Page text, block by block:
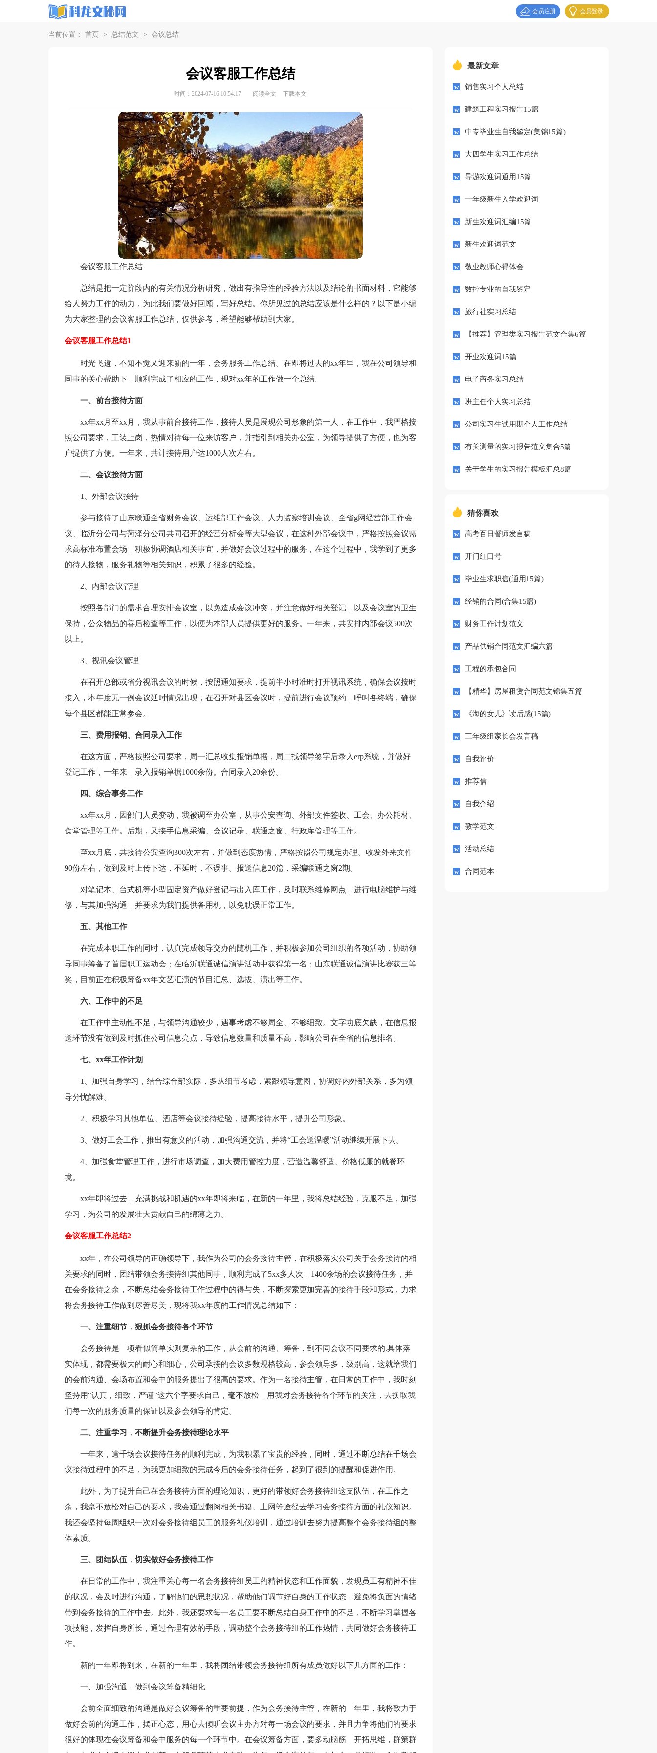
会员登录
会员注册
当前位置： 首页 > 总结范文 > 会议总结
会议客服工作总结
时间：2024-07-16 10:54:17 阅读全文 下载本文
会议客服工作总结
总结是把一定阶段内的有关情况分析研究，做出有指导性的经验方法以及结论的书面材料，它能够
给人努力工作的动力，为此我们要做好回顾，写好总结。你所见过的总结应该是什么样的？以下是小编
为大家整理的会议客服工作总结，仅供参考，希望能够帮助到大家。
会议客服工作总结1
时光飞逝，不知不觉又迎来新的一年，会务服务工作总结。在即将过去的xx年里，我在公司领导和
同事的关心帮助下，顺利完成了相应的工作，现对xx年的工作做一个总结。
一、前台接待方面
xx年xx月至xx月，我从事前台接待工作，接待人员是展现公司形象的第一人，在工作中，我严格按
照公司要求，工装上岗，热情对待每一位来访客户，并指引到相关办公室，为领导提供了方便，也为客
户提供了方便。一年来，共计接待用户达1000人次左右。
二、会议接待方面
1、外部会议接待
参与接待了山东联通全省财务会议、运维部工作会议、人力监察培训会议、全省g网经营部工作会
议、临沂分公司与菏泽分公司共同召开的经营分析会等大型会议，在这种外部会议中，严格按照会议需
求高标准布置会场，积极协调酒店相关事宜，并做好会议过程中的服务，在这个过程中，我学到了更多
的待人接物，服务礼物等相关知识，积累了很多的经验。
2、内部会议管理
按照各部门的需求合理安排会议室，以免造成会议冲突，并注意做好相关登记，以及会议室的卫生
保持，公众物品的善后检查等工作，以便为本部人员提供更好的服务。一年来，共安排内部会议500次
以上。
3、视讯会议管理
在召开总部或省分视讯会议的时候，按照通知要求，提前半小时准时打开视讯系统，确保会议按时
接入，本年度无一例会议延时情况出现；在召开对县区会议时，提前进行会议预约，呼叫各终端，确保
每个县区都能正常参会。
三、费用报销、合同录入工作
在这方面，严格按照公司要求，周一汇总收集报销单据，周二找领导签字后录入erp系统，并做好
登记工作，一年来，录入报销单据1000余份。合同录入20余份。
四、综合事务工作
xx年xx月，因部门人员变动，我被调至办公室，从事公安查询、外部文件签收、工会、办公耗材、
食堂管理等工作。后期，又接手信息采编、会议记录、联通之窗、行政库管理等工作。
至xx月底，共接待公安查询300次左右，并做到态度热情，严格按照公司规定办理。收发外来文件
90份左右，做到及时上传下达，不延时，不误事。报送信息20篇，采编联通之窗2期。
对笔记本、台式机等小型固定资产做好登记与出入库工作，及时联系维修网点，进行电脑维护与维
修，与其加强沟通，并要求为我们提供备用机，以免耽误正常工作。
五、其他工作
在完成本职工作的同时，认真完成领导交办的随机工作，并积极参加公司组织的各项活动，协助领
导同事筹备了首届职工运动会；在临沂联通诚信演讲活动中获得第一名；山东联通诚信演讲比赛获三等
奖，目前正在积极筹备xx年文艺汇演的节目汇总、选拔、演出等工作。
六、工作中的不足
在工作中主动性不足，与领导沟通较少，遇事考虑不够周全、不够细致。文字功底欠缺，在信息报
送环节没有做到及时抓住公司信息亮点，导致信息数量和质量不高，影响公司在全省的信息排名。
七、xx年工作计划
1、加强自身学习，结合综合部实际，多从细节考虑，紧跟领导意图，协调好内外部关系，多为领
导分忧解难。
2、积极学习其他单位、酒店等会议接待经验，提高接待水平，提升公司形象。
3、做好工会工作，推出有意义的活动，加强沟通交流，并将“工会送温暖”活动继续开展下去。
4、加强食堂管理工作，进行市场调查，加大费用管控力度，营造温馨舒适、价格低廉的就餐环
境。
xx年即将过去，充满挑战和机遇的xx年即将来临，在新的一年里，我将总结经验，克服不足，加强
学习，为公司的发展壮大贡献自己的绵薄之力。
会议客服工作总结2
xx年，在公司领导的正确领导下，我作为公司的会务接待主管，在积极落实公司关于会务接待的相
关要求的同时，团结带领会务接待组其他同事，顺利完成了5xx多人次，1400余场的会议接待任务，并
在会务接待之余，不断总结会务接待工作过程中的得与失，不断探索更加完善的接待手段和形式，力求
将会务接待工作做到尽善尽美，现将我xx年度的工作情况总结如下：
一、注重细节，狠抓会务接待各个环节
会务接待是一项看似简单实则复杂的工作，从会前的沟通、筹备，到不同会议不同要求的.具体落
实体现，都需要极大的耐心和细心，公司承接的会议多数规格较高，参会领导多，级别高，这就给我们
的会前沟通、会场布置和会中的服务提出了很高的要求。作为一名接待主管，在日常的工作中，我时刻
坚持用“认真，细致，严谨”这六个字要求自己，毫不放松，用我对会务接待各个环节的关注，去换取我
们每一次的服务质量的保证以及参会领导的肯定。
二、注重学习，不断提升会务接待理论水平
一年来，逾千场会议接待任务的顺利完成，为我积累了宝贵的经验，同时，通过不断总结在千场会
议接待过程中的不足，为我更加细致的完成今后的会务接待任务，起到了很到的提醒和促进作用。
此外，为了提升自己在会务接待方面的理论知识，更好的带领好会务接待组这支队伍，在工作之
余，我毫不放松对自己的要求，我会通过翻阅相关书籍、上网等途径去学习会务接待方面的礼仪知识。
我还会坚持每周组织一次对会务接待组员工的服务礼仪培训，通过培训去努力提高整个会务接待组的整
体素质。
三、团结队伍，切实做好会务接待工作
在日常的工作中，我注重关心每一名会务接待组员工的精神状态和工作面貌，发现员工有精神不佳
的状况，会及时进行沟通，了解他们的思想状况，帮助他们调节好自身的工作状态，避免将负面的情绪
带到会务接待的工作中去。此外，我还要求每一名员工要不断总结自身工作中的不足，不断学习掌握各
项技能，发挥自身所长，通过合理有效的手段，调动整个会务接待组的工作热情，共同做好会务接待工
作。
新的一年即将到来，在新的一年里，我将团结带领会务接待组所有成员做好以下几方面的工作：
一、加强沟通，做到会议筹备精细化
会前全面细致的沟通是做好会议筹备的重要前提，作为会务接待主管，在新的一年里，我将致力于
做好会前的沟通工作，摆正心态，用心去倾听会议主办方对每一场会议的要求，并且力争将他们的要求
很好的体现在会议筹备和会中服务的每一个环节中。在会议筹备方面，要多动脑筋，开拓思维，群策群
最新文章
销售实习个人总结
建筑工程实习报告15篇
中专毕业生自我鉴定(集锦15篇)
大四学生实习工作总结
导游欢迎词通用15篇
一年级新生入学欢迎词
新生欢迎词汇编15篇
新生欢迎词范文
敬业教师心得体会
数控专业的自我鉴定
旅行社实习总结
【推荐】管理类实习报告范文合集6篇
开业欢迎词15篇
电子商务实习总结
班主任个人实习总结
公司实习生试用期个人工作总结
有关测量的实习报告范文集合5篇
关于学生的实习报告模板汇总8篇
猜你喜欢
高考百日誓师发言稿
开门红口号
毕业生求职信(通用15篇)
经销的合同(合集15篇)
财务工作计划范文
产品供销合同范文汇编六篇
工程的承包合同
【精华】房屋租赁合同范文锦集五篇
《海的女儿》读后感(15篇)
三年级组家长会发言稿
自我评价
推荐信
自我介绍
教学范文
活动总结
合同范本